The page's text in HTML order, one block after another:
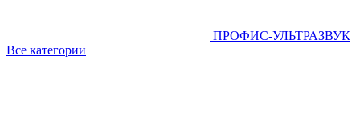
ПРОФИС-УЛЬТРАЗВУК
Все категории